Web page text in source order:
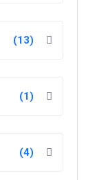
(13)
(1)
(4)